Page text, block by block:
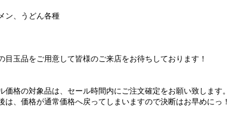
ン、うどん各種
目玉品をご用意して皆様のご来店をお待ちしております！
価格の対象品は、セール時間内にご注文確定をお願い致します。
は、価格が通常価格へ戻ってしまいますので決断はお早めにっ！